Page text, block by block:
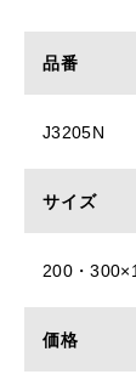
品番
J3205N
サイズ
200・
価格